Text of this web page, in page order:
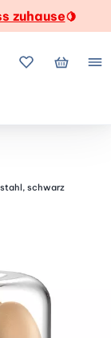
zuhause🍋
MeineMein
schwarz